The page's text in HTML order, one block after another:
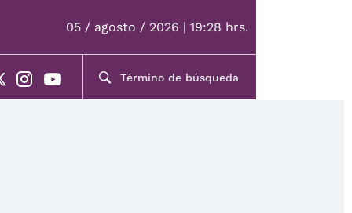
05 / agosto / 2026 | 19:28 hrs.